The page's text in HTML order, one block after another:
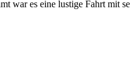
war es eine lustige Fahrt mit